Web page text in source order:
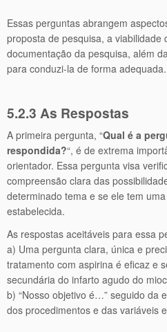
Essas perguntas abrangem
proposta de pesquisa, a viabilidade
documentação da pesquisa, além
para conduzi-la de forma adequada.
5.2.3 As Respostas
A primeira pergunta, “Qual é a
respondida?“, é de extrema
orientador. Essa pergunta visa
compreensão clara das
determinado tema e se ele tem
estabelecida.
As respostas aceitáveis para essa
a) Uma pergunta clara, única e
tratamento com aspirina é eficaz e
secundária do infarto agudo do
b) “Nosso objetivo é…” seguido da
dos procedimentos e das variáveis